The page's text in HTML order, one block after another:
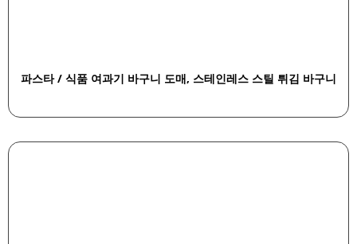
파스타 / 식품 여과기 바구니 도매, 스테인레스 스틸 튀김 바구니